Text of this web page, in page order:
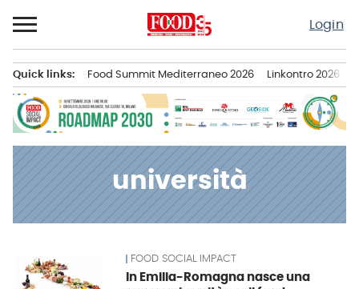
al
contenuto
Login
principale
Quick links: Food Summit Mediterraneo 2026 Linkontro 2026
università
News FOOD SOCIAL IMPACT
In Emilia-Romagna nasce una